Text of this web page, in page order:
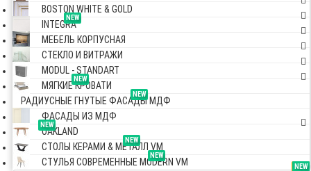
BOSTON WHITE & GOLD
NEW
INTEGRA
МЕБЕЛЬ КОРПУСНАЯ
СТЕКЛО И ВИТРАЖИ
MODUL - STANDART
NEW
МЯГКИЕ КРОВАТИ
NEW
РАДИУСНЫЕ ГНУТЫЕ ФАСАДЫ МДФ
ФАСАДЫ ИЗ МДФ
NEW
OAKLAND
NEW
СТОЛЫ КЕРАМИ & МЕТАЛЛ VM
NEW
СТУЛЬЯ СОВРЕМЕННЫЕ MODERN VM TOP
NEW
NEW
NEW